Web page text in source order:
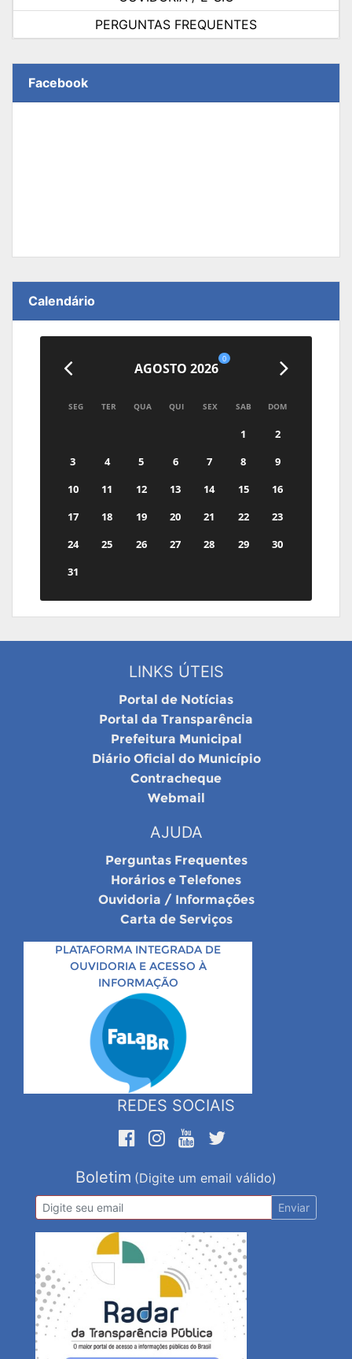
PERGUNTAS FREQUENTES
Facebook
Calendário
AGOSTO 2026
0
SEG TER QUA QUI SEX SAB DOM
1
2
3
4 5 6 7 8
9
10
11 12 13 14 15
16
17
18 19 20 21 22
23
24
25 26 27 28 29
30
31
LINKS ÚTEIS
Portal de Notícias
Portal da Transparência
Prefeitura Municipal
Diário Oficial do Município
Contracheque
Webmail
AJUDA
Perguntas Frequentes
Horários e Telefones
Ouvidoria / Informações
Carta de Serviços
PLATAFORMA INTEGRADA DE
OUVIDORIA E ACESSO À
INFORMAÇÃO
REDES SOCIAIS
Boletim (Digite um email válido)
Enviar